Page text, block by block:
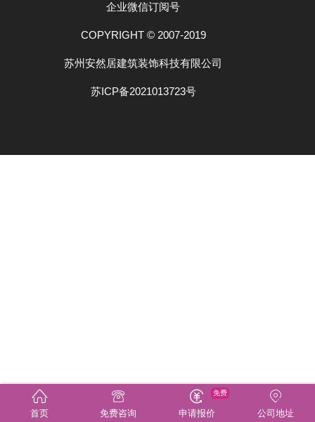
企业微信订阅号
COPYRIGHT © 2007-2019
苏州安然居建筑装饰科技有限公司
苏ICP备2021013723号
首页 免费咨询 申请报价
免费
公司地址